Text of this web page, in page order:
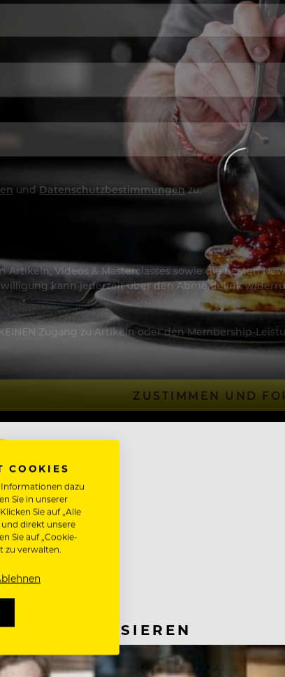
und Datenschutzbestimmungenzu.
Artikeln, Videos & Masterclasses sowie die besten
kann jederzeit über den Abmeldelink
Zugang zu Artikeln oder den Membership-
ZUSTIMMEN UND
INTERESSIEREN
COOKIES
dazu
Sie in unserer
Sie auf „Alle
direkt unsere
Sie auf „Cookie-
zu verwalten.